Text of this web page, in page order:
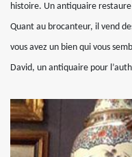
histoire. Un antiquaire restaure
Quant au brocanteur, il vend
vous avez un bien qui vous
David, un antiquaire pour